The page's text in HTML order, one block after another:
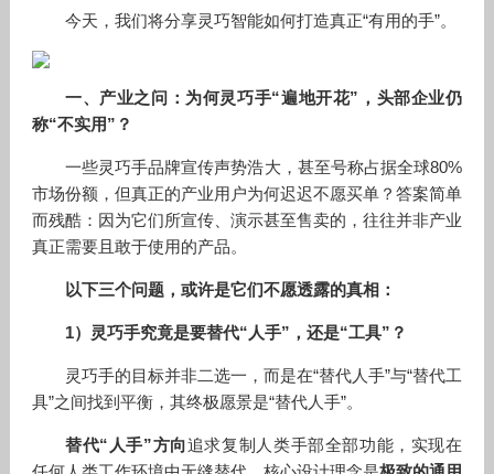
今天，我们将分享灵巧智能如何打造真正“有用的手”。
一、产业之问：为何灵巧手“遍地开花”，头部企业仍
称“不实用”？
一些灵巧手品牌宣传声势浩大，甚至号称占据全球80%
市场份额，但真正的产业用户为何迟迟不愿买单？答案简单
而残酷：因为它们所宣传、演示甚至售卖的，往往并非产业
真正需要且敢于使用的产品。
以下三个问题，或许是它们不愿透露的真相：
1）灵巧手究竟是要替代“人手”，还是“工具”？
灵巧手的目标并非二选一，而是在“替代人手”与“替代工
具”之间找到平衡，其终极愿景是“替代人手”。
替代“人手”方向追求复制人类手部全部功能，实现在